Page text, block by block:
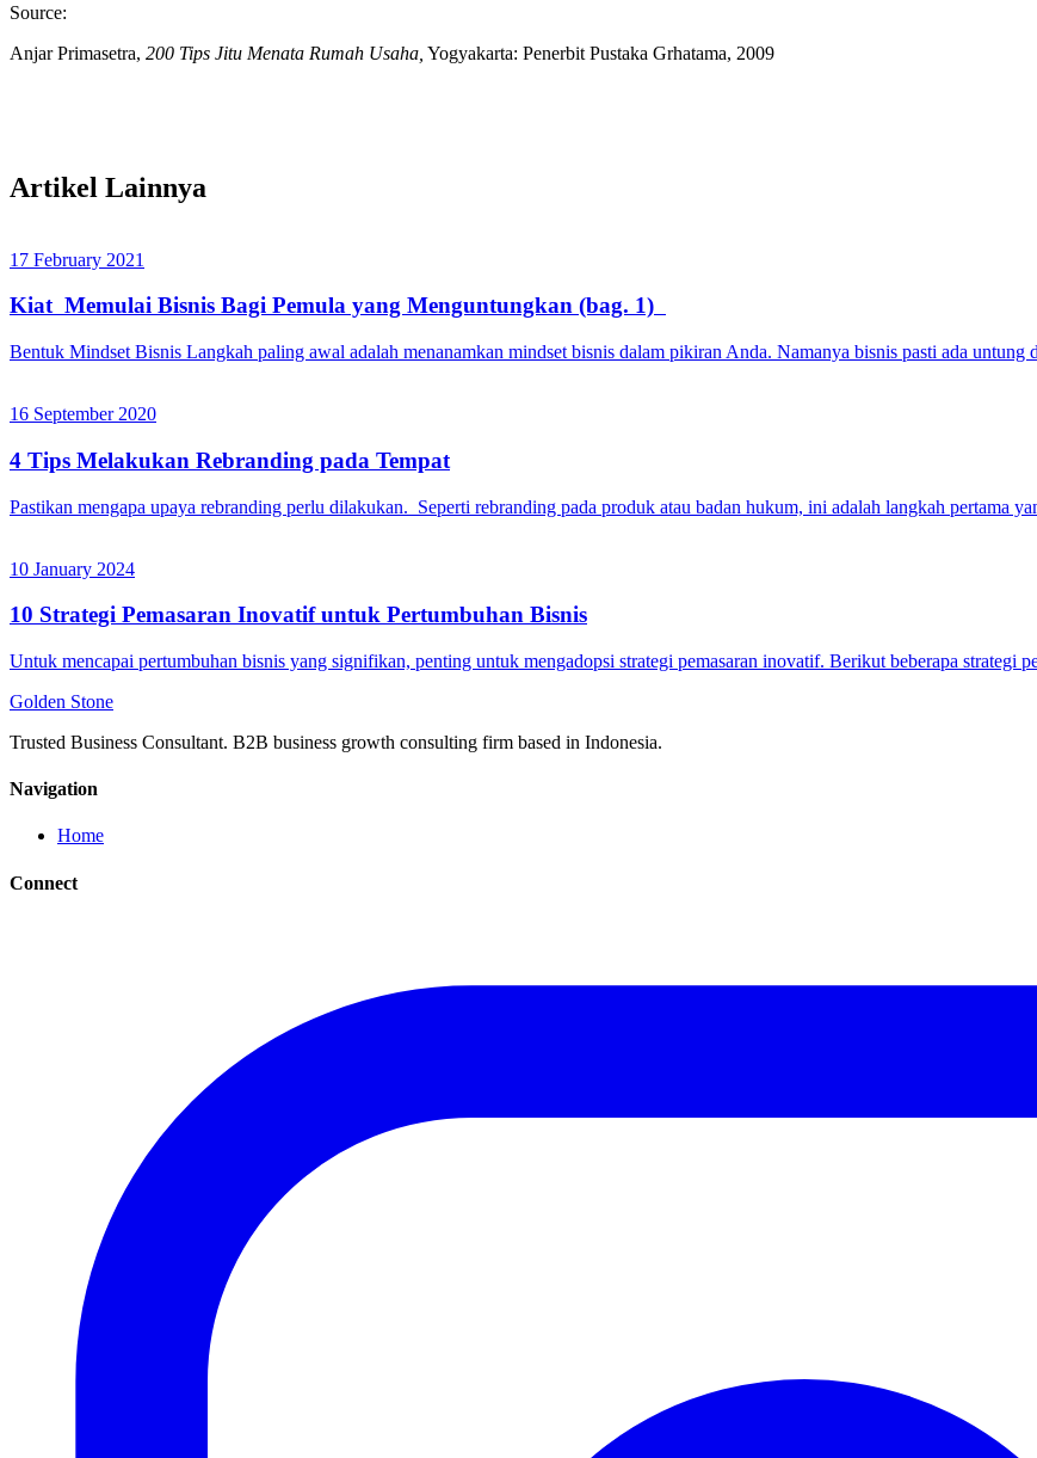
Source:
Anjar Primasetra, 200 Tips Jitu Menata Rumah Usaha, Yogyakarta: Penerbit Pustaka Grhatama, 2009
Artikel Lainnya
17 February 2021
Kiat Memulai Bisnis Bagi Pemula yang Menguntungkan (bag. 1)
Bentuk Mindset Bisnis Langkah paling awal adalah menanamkan mindset bisnis dalam pikiran Anda. Namanya bisnis pasti ada
16 September 2020
4 Tips Melakukan Rebranding pada Tempat
Pastikan mengapa upaya rebranding perlu dilakukan. Seperti rebranding pada produk atau badan hukum, ini adalah langkah pertama
10 January 2024
10 Strategi Pemasaran Inovatif untuk Pertumbuhan Bisnis
Untuk mencapai pertumbuhan bisnis yang signifikan, penting untuk mengadopsi strategi pemasaran inovatif. Berikut beberapa strategi
Golden Stone
Trusted Business Consultant. B2B business growth consulting firm based in Indonesia.
Navigation
Home
Connect